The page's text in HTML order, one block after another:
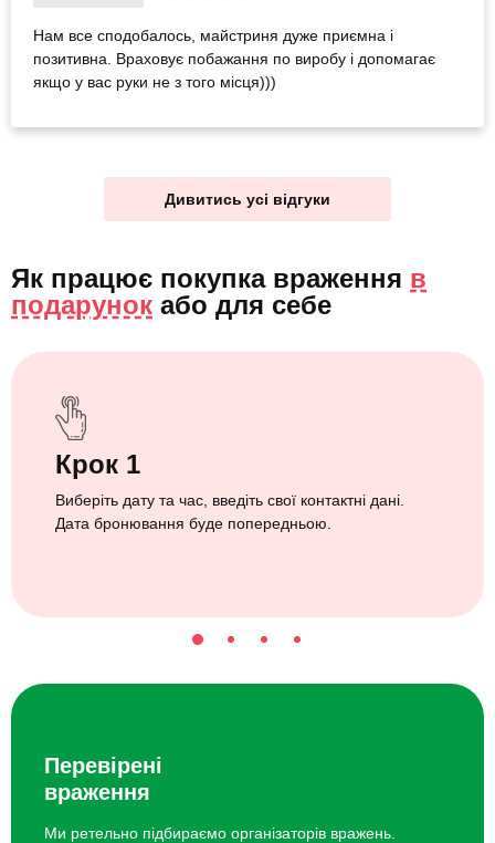
Нам все сподобалось, майстриня дуже приємна і
позитивна. Враховує побажання по виробу і допомагає
якщо у вас руки не з того місця)))
Дивитись усі відгуки
Як працює покупка враження в
подарунок або для себе
Крок 1
Виберіть дату та час, введіть свої контактні дані.
Дата бронювання буде попередньою.
Перевірені
враження
Ми ретельно підбираємо організаторів вражень.